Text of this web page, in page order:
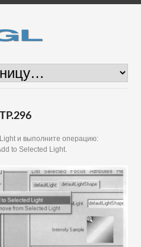
и выполните операцию:
to Selected Light.